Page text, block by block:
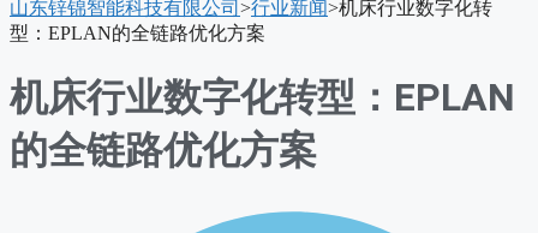
单
山东锌锦智能科技有限公司 >行业新闻>机床行业数字化转
型：EPLAN的全链路优化方案
机床行业数字化转型：EPLAN
的全链路优化方案